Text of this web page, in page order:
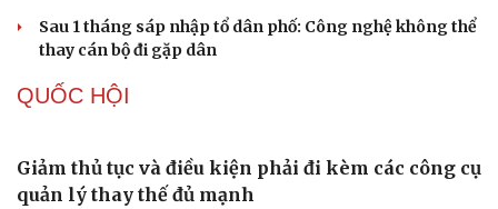
Sau 1 tháng sáp nhập tổ dân phố: Công nghệ không thể
thay cán bộ đi gặp dân
QUỐC HỘI
Giảm thủ tục và điều kiện phải đi kèm các công cụ
quản lý thay thế đủ mạnh